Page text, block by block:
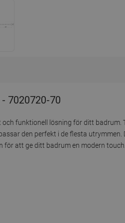
7020720-70
funktionell lösning för ditt
den perfekt i de flesta
att ge ditt badrum en modern touch.